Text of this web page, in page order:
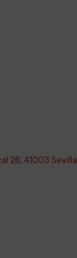
26, 41003 Sevilla